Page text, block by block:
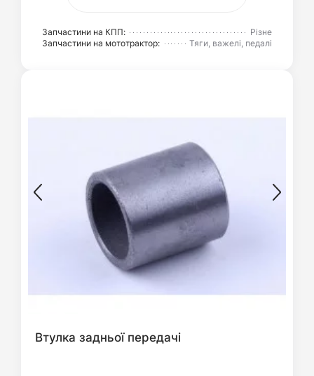
Запчастини на КПП:
Різне
Запчастини на мототрактор:
Тяги, важелі, педалі
Втулка задньої передачі